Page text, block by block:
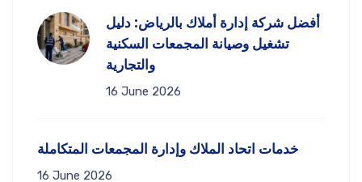
أفضل شركة إدارة أملاك بالرياض: دليل
تشغيل وصيانة المجمعات السكنية
والتجارية
16 June 2026
خدمات اتحاد الملاك وإدارة المجمعات المتكاملة
16 June 2026